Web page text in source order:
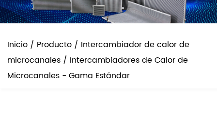
Inicio / Producto / Intercambiador de calor de
microcanales / Intercambiadores de Calor de
Microcanales - Gama Estándar